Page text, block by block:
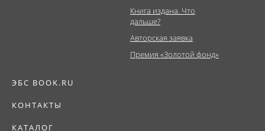
Книга издана. Что
дальше?
Авторская заявка
Премия «Золотой фонд»
ЭБС BOOK.RU
КОНТАКТЫ
КАТАЛОГ